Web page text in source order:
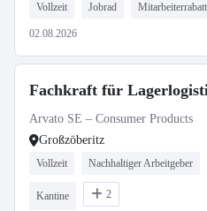
Vollzeit Jobrad
02.08.2026
Fachkraft für
Arvato SE – Consumer Products
Großzöberitz
Vollzeit Nachhaltiger Arbeitgeber
Kantine 2